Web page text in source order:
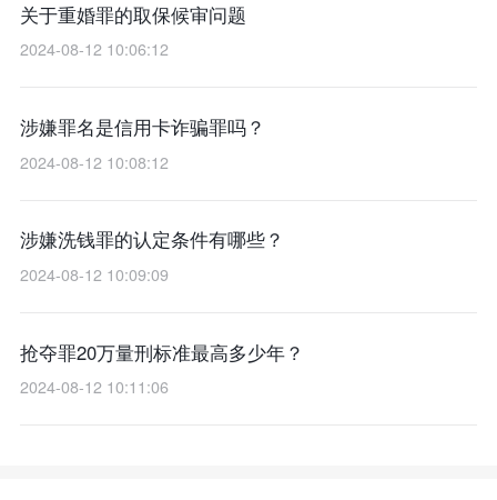
关于重婚罪的取保候审问题
2024-08-12 10:06:12
涉嫌罪名是信用卡诈骗罪吗？
2024-08-12 10:08:12
涉嫌洗钱罪的认定条件有哪些？
2024-08-12 10:09:09
抢夺罪20万量刑标准最高多少年？
2024-08-12 10:11:06